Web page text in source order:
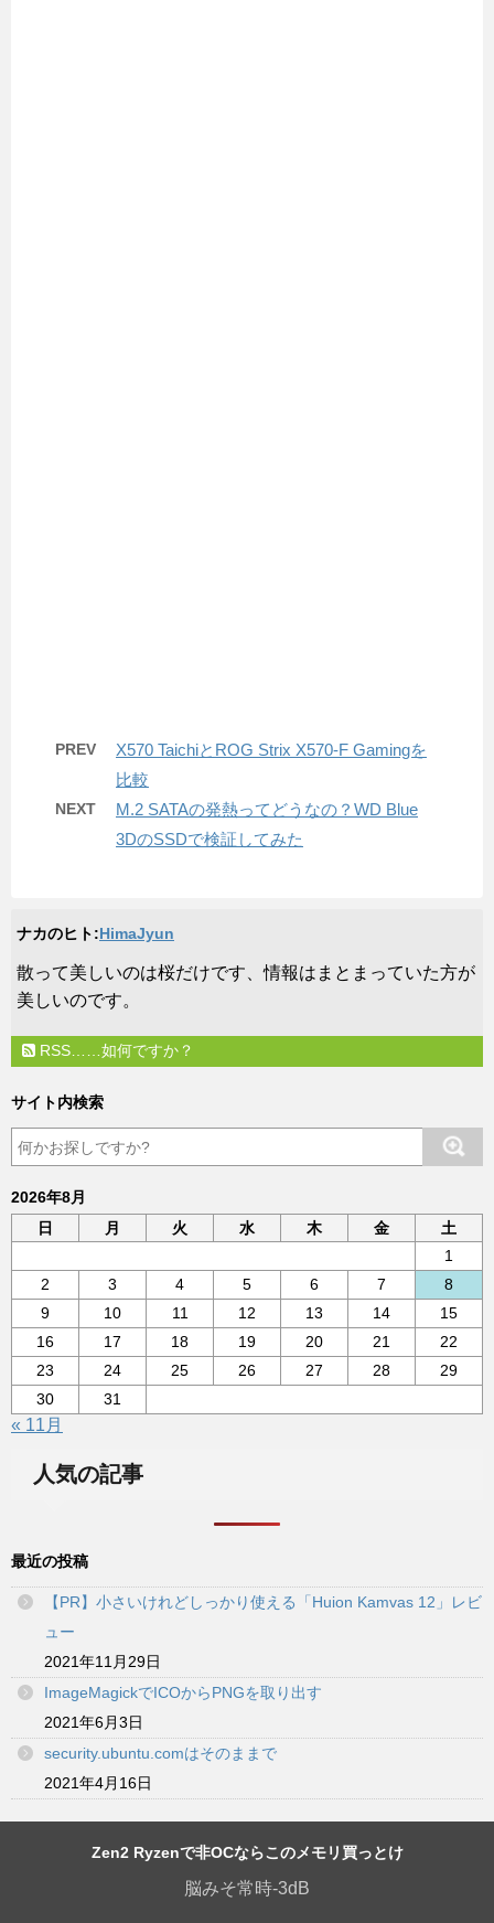
PREV
X570 TaichiとROG Strix X570-F Gamingを
比較
NEXT
M.2 SATAの発熱ってどうなの？WD Blue
3DのSSDで検証してみた
ナカのヒト:HimaJyun
​散って美しいのは桜だけです、情報はまとまっていた方が
美しいのです。
RSS……如何ですか？
サイト内検索
2026年8月
日
月 火 水 木 金
土
1
2
3 4 5 6 7
8
9
10 11 12 13 14
15
16
17 18 19 20 21
22
23
24 25 26 27 28
29
30
31
« 11月
人気の記事
最近の投稿
【PR】小さいけれどしっかり使える「Huion Kamvas 12」レビ
ュー
2021年11月29日
ImageMagickでICOからPNGを取り出す
2021年6月3日
security.ubuntu.comはそのままで
2021年4月16日
Zen2 Ryzenで非OCならこのメモリ買っとけ
脳みそ常時-3dB